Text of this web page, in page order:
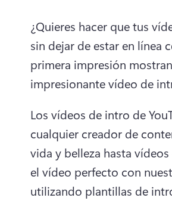
¿Quieres hacer que tus
sin dejar de estar en línea
primera impresión
impresionante vídeo de
Los vídeos de intro de
cualquier creador de
vida y belleza hasta
el vídeo perfecto con
utilizando plantillas de